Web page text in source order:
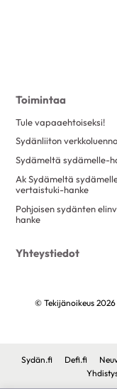
Toimintaa
Tule vapaaehtoiseksi!
Sydänliiton
Sydämeltä sydämelle-
Ak Sydämeltä
vertaistuki-hanke
Pohjoisen sydänten
hanke
Yhteystiedot
© Tekijänoikeus 2026
Sydän.fi Defi.fi